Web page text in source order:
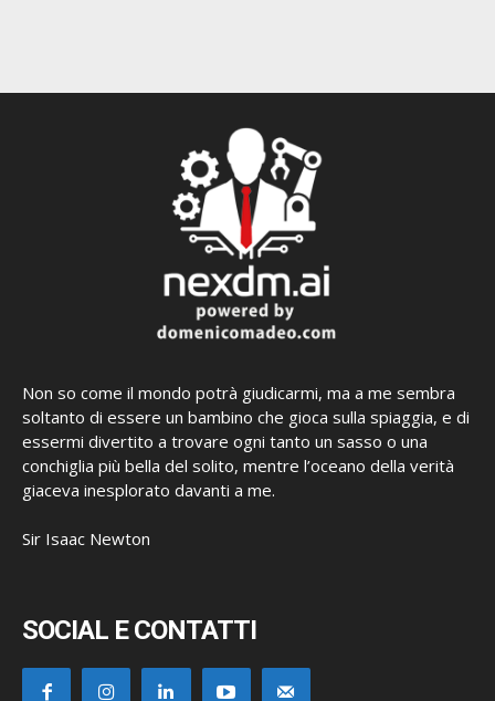
Non so come il mondo potrà giudicarmi, ma a me sembra
soltanto di essere un bambino che gioca sulla spiaggia, e di
essermi divertito a trovare ogni tanto un sasso o una
conchiglia più bella del solito, mentre l’oceano della verità
giaceva inesplorato davanti a me.
Sir Isaac Newton
SOCIAL E CONTATTI